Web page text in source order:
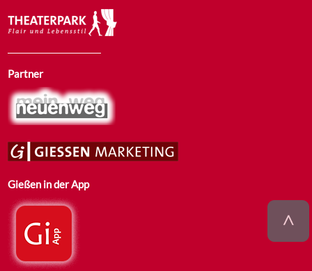
Partner
Gießen in der App